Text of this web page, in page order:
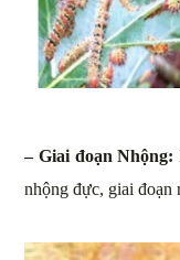
– Giai đoạn Nhộng:
nhộng đực, giai đoạn